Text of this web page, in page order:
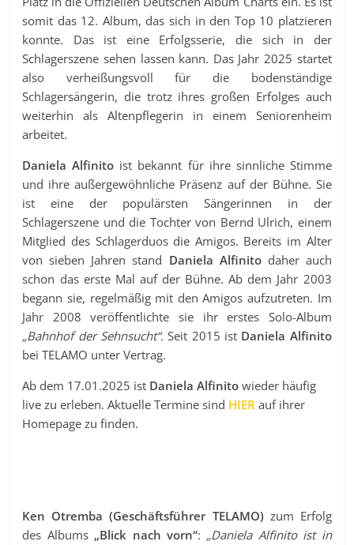
somit das 12. Album, das sich in den Top 10 platzieren
konnte. Das ist eine Erfolgsserie, die sich in der
Schlagerszene sehen lassen kann. Das Jahr 2025 startet
also verheißungsvoll für die bodenständige
Schlagersängerin, die trotz ihres großen Erfolges auch
weiterhin als Altenpflegerin in einem Seniorenheim
arbeitet.
Daniela Alfinito ist bekannt für ihre sinnliche Stimme
und ihre außergewöhnliche Präsenz auf der Bühne. Sie
ist eine der populärsten Sängerinnen in der
Schlagerszene und die Tochter von Bernd Ulrich, einem
Mitglied des Schlagerduos die Amigos. Bereits im Alter
von sieben Jahren stand Daniela Alfinitodaher auch
schon das erste Mal auf der Bühne. Ab dem Jahr 2003
begann sie, regelmäßig mit den Amigos aufzutreten. Im
Jahr 2008 veröffentlichte sie ihr erstes Solo-Album
„Bahnhof der Sehnsucht“. Seit 2015 ist Daniela Alfinito
bei TELAMO unter Vertrag.
Ab dem 17.01.2025 ist Daniela Alfinito wieder häufig
live zu erleben. Aktuelle Termine sind HIER auf ihrer
Homepage zu finden.
Ken Otremba (Geschäftsführer TELAMO)zum Erfolg
des Albums „Blick nach vorn“: „Daniela Alfinito ist in